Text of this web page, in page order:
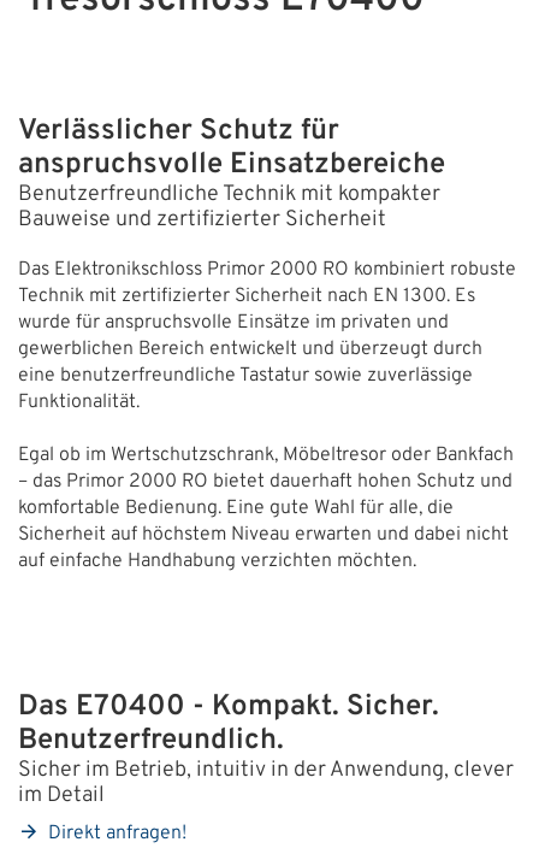
Filialen
Messen & Events
Qualitätspolitik
Karriere
Unternehmen
Geschichte
Verlässlicher Schutz für
anspruchsvolle Einsatzbereiche
Benutzerfreundliche Technik mit kompakter
Bauweise und zertifizierter Sicherheit
Das Elektronikschloss Primor 2000 RO kombiniert robuste
Technik mit zertifizierter Sicherheit nach EN 1300. Es
wurde für anspruchsvolle Einsätze im privaten und
gewerblichen Bereich entwickelt und überzeugt durch
eine benutzerfreundliche Tastatur sowie zuverlässige
Funktionalität.
Egal ob im Wertschutzschrank, Möbeltresor oder Bankfach
– das Primor 2000 RO bietet dauerhaft hohen Schutz und
komfortable Bedienung. Eine gute Wahl für alle, die
Sicherheit auf höchstem Niveau erwarten und dabei nicht
auf einfache Handhabung verzichten möchten.
Das E70400 - Kompakt. Sicher.
Benutzerfreundlich.
Sicher im Betrieb, intuitiv in der Anwendung, clever
im Detail
Direkt anfragen!